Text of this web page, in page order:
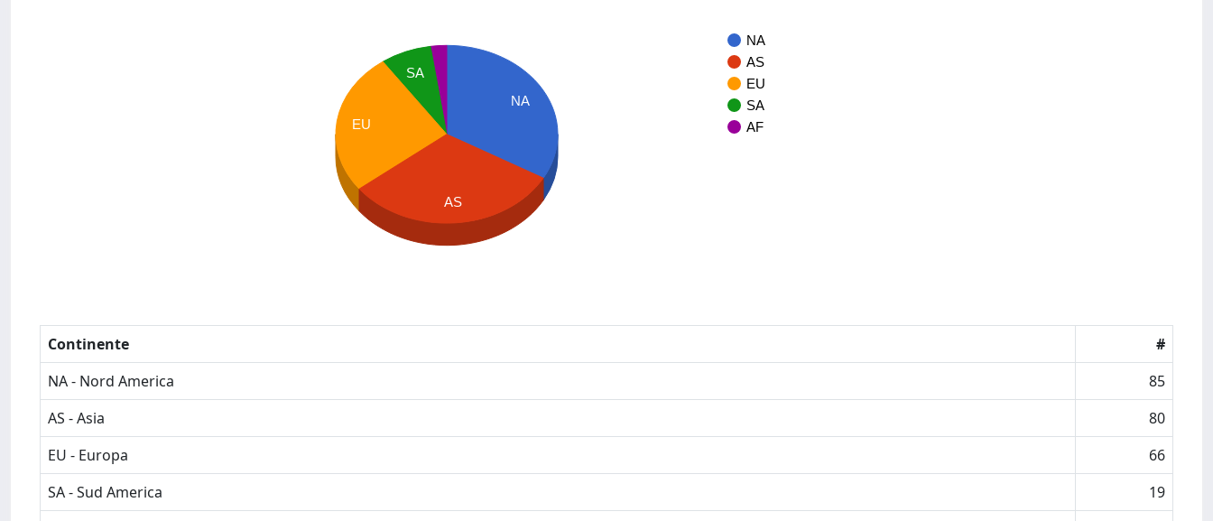
NA
AS
EU
SA
AF
NA
SA
EU
AS
Continente
#
NA - Nord America
85
AS - Asia
80
EU - Europa
66
SA - Sud America
19